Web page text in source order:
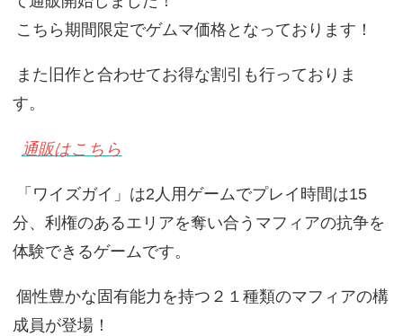
こちら期間限定でゲムマ価格となっております！
また旧作と合わせてお得な割引も行っておりま
す。
通販はこちら
「ワイズガイ」は2人用ゲームでプレイ時間は15
分、利権のあるエリアを奪い合うマフィアの抗争を
体験できるゲームです。
個性豊かな固有能力を持つ２１種類のマフィアの構
成員が登場！